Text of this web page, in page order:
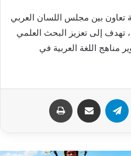
تعاون بين مجلس اللسان العربي
تهدف إلى تعزيز البحث العلمي
مناهج اللغة العربية في
واتساب تيلقرام مشاركة عبر البريد